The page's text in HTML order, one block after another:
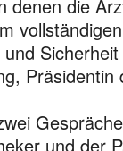
denen die
und der